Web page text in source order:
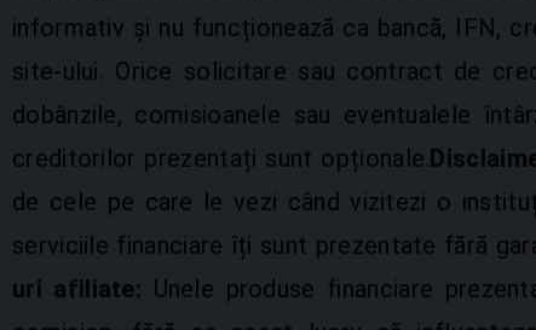
informativ și nu funcționează ca bancă, IFN,
site-ului. Orice solicitare sau contract de
dobânzile, comisioanele sau eventualele
creditorilor prezentați sunt opționale.
de cele pe care le vezi când vizitezi o
serviciile financiare îți sunt prezentate fără
uri afiliate: Unele produse financiare